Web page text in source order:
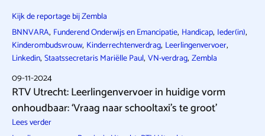
Kijk de reportage bij Zembla
BNNVARA, Funderend Onderwijs en Emancipatie, Handicap, Ieder(in),
Kinderombudsvrouw, Kinderrechtenverdrag, Leerlingenvervoer,
Linkedin, Staatssecretaris Mariëlle Paul, VN-verdrag, Zembla
09-11-2024
RTV Utrecht: Leerlingenvervoer in huidige vorm
onhoudbaar: ‘Vraag naar schooltaxi’s te groot’
Lees verder